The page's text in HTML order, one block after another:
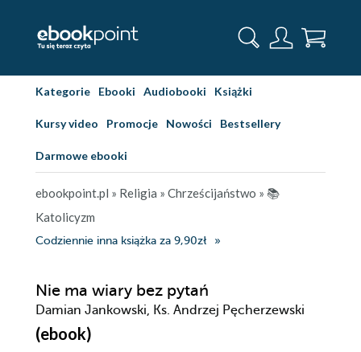
Kategorie Ebooki Audiobooki Książki
Kursy video Promocje Nowości Bestsellery
Darmowe ebooki
ebookpoint.pl » Religia » Chrześcijaństwo » 📚
Katolicyzm
Codziennie inna książka za 9,90zł
Nie ma wiary bez pytań
Damian Jankowski, Ks. Andrzej Pęcherzewski
(ebook)